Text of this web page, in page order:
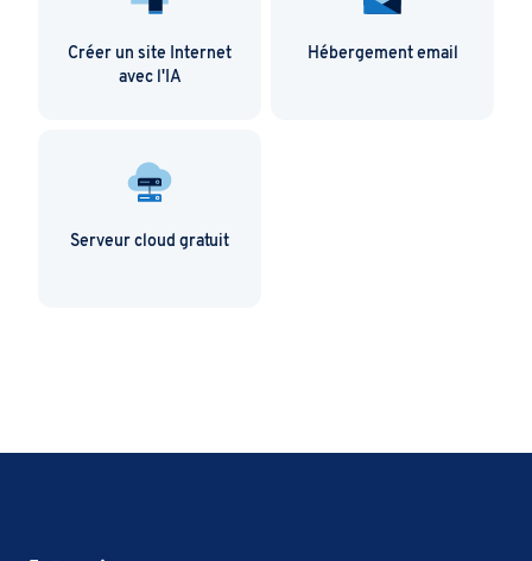
Créer un site Internet
avec l'IA
Hébergement email
Serveur cloud gratuit